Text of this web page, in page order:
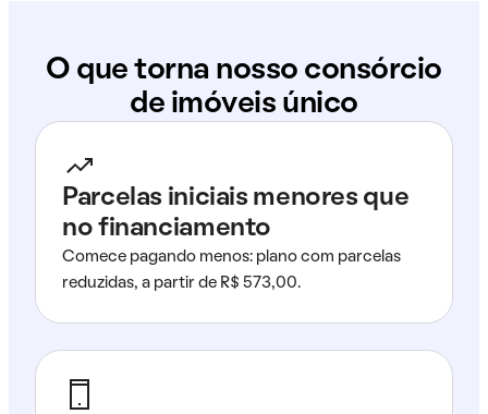
O que torna nosso consórcio
de imóveis único
Parcelas iniciais menores que
no financiamento
Comece pagando menos: plano com parcelas
reduzidas, a partir de R$ 573,00.